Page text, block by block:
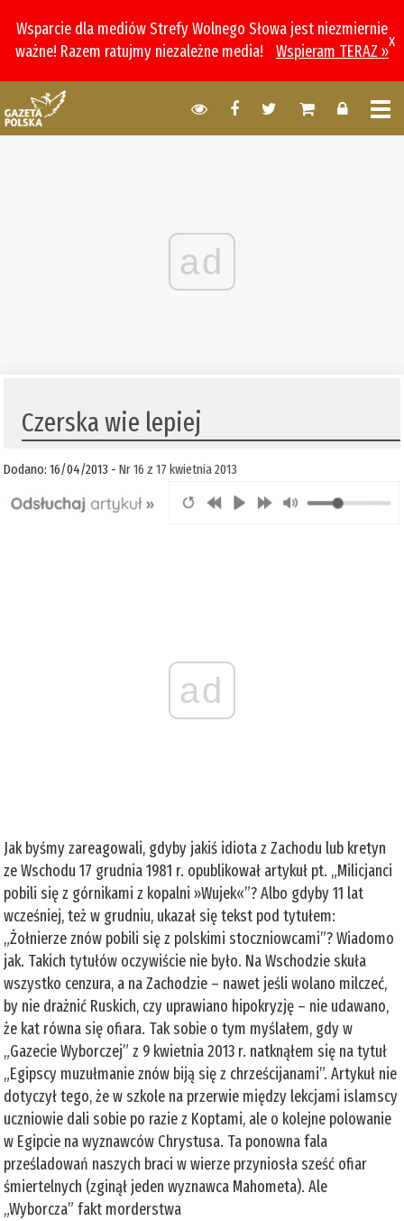
Wsparcie dla mediów Strefy Wolnego Słowa jest niezmiernie
ważne! Razem ratujmy niezależne media!
Wspieram TERAZ »
x
ad
Czerska wie lepiej
Dodano: 16/04/2013 -Nr 16 z 17 kwietnia 2013
ad
Jak byśmy zareagowali, gdyby jakiś idiota z Zachodu lub kretyn
ze Wschodu 17 grudnia 1981 r. opublikował artykuł pt. „Milicjanci
pobili się z górnikami z kopalni »Wujek«”? Albo gdyby 11 lat
wcześniej, też w grudniu, ukazał się tekst pod tytułem:
„Żołnierze znów pobili się z polskimi stoczniowcami”? Wiadomo
jak. Takich tytułów oczywiście nie było. Na Wschodzie skuła
wszystko cenzura, a na Zachodzie – nawet jeśli wolano milczeć,
by nie drażnić Ruskich, czy uprawiano hipokryzję – nie udawano,
że kat równa się ofiara. Tak sobie o tym myślałem, gdy w
„Gazecie Wyborczej” z 9 kwietnia 2013 r. natknąłem się na tytuł
„Egipscy muzułmanie znów biją się z chrześcijanami”. Artykuł nie
dotyczył tego, że w szkole na przerwie między lekcjami islamscy
uczniowie dali sobie po razie z Koptami, ale o kolejne polowanie
w Egipcie na wyznawców Chrystusa. Ta ponowna fala
prześladowań naszych braci w wierze przyniosła sześć ofiar
śmiertelnych (zginął jeden wyznawca Mahometa). Ale
„Wyborcza” fakt morderstwa